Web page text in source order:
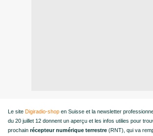
Le site Digiradio-shop en Suisse et la newsletter
du 20 juillet 12 donnent un aperçu et les infos utilies pour
prochain récepteur numérique terrestre (RNT), qui va